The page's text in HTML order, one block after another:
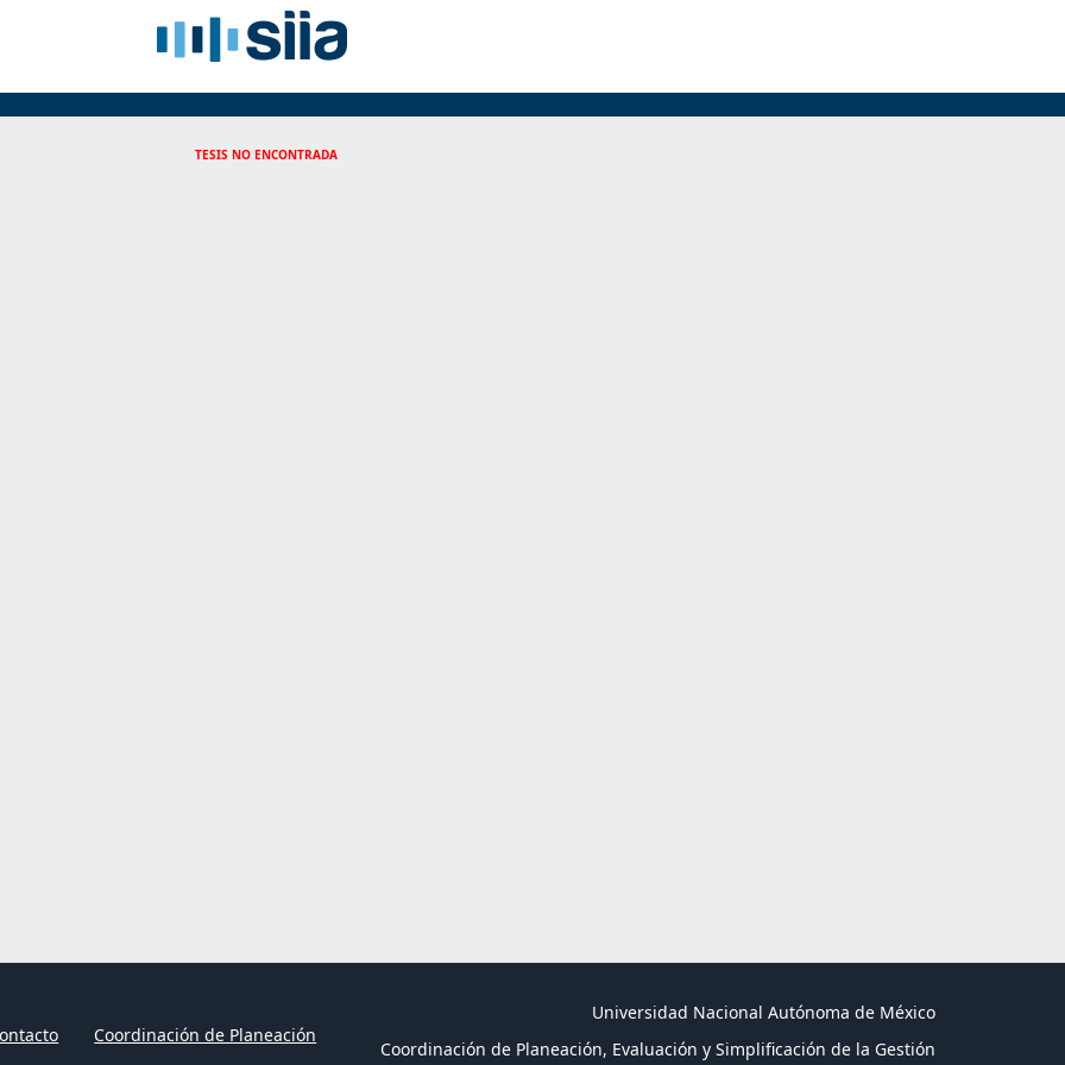
TESIS NO ENCONTRADA
Coordinación de Planeación
Universidad Nacional Autónoma de México
Coordinación de Planeación, Evaluación y Simplificación de la Gestión